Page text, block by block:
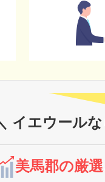
イエウール
美馬郡の厳